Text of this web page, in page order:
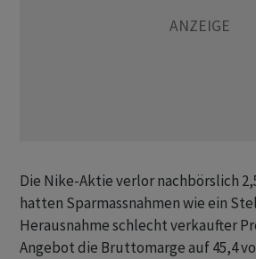
Die Nike-Aktie verlor nachbörslich
hatten Sparmassnahmen wie ein
Herausnahme schlecht verkaufter
Angebot die Bruttomarge auf 45,4